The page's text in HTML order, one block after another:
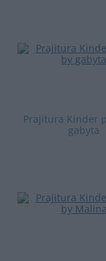
Prajitura Kinder
gabyta